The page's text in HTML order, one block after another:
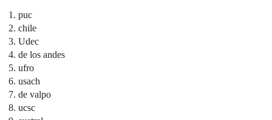
puc
chile
Udec
de los andes
ufro
usach
de valpo
ucsc